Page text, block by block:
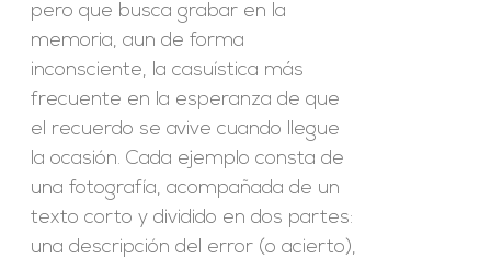
pero que busca grabar en la
memoria, aun de forma
inconsciente, la casuística más
frecuente en la esperanza de que
el recuerdo se avive cuando llegue
la ocasión. Cada ejemplo consta de
una fotografía, acompañada de un
texto corto y dividido en dos partes:
una descripción del error (o acierto),